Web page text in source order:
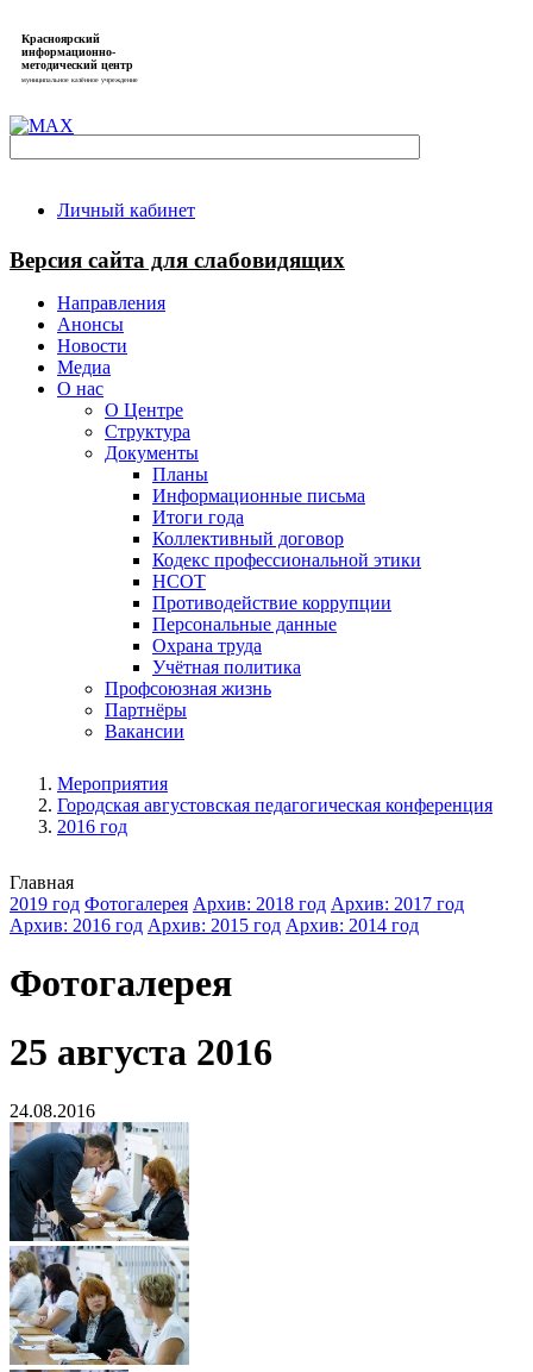
Красноярский
информационно-
методический центр
муниципальное казённое учреждение
Личный кабинет
Версия сайта для слабовидящих
Направления
Анонсы
Новости
Медиа
О нас
О Центре
Структура
Документы
Планы
Информационные письма
Итоги года
Коллективный договор
Кодекс профессиональной этики
НСОТ
Противодействие коррупции
Персональные данные
Охрана труда
Учётная политика
Профсоюзная жизнь
Партнёры
Вакансии
Мероприятия
Городская августовская педагогическая конференция
2016 год
Главная
2019 год Фотогалерея Архив: 2018 год Архив: 2017 год
Архив: 2016 год Архив: 2015 год Архив: 2014 год
Фотогалерея
25 августа 2016
24.08.2016